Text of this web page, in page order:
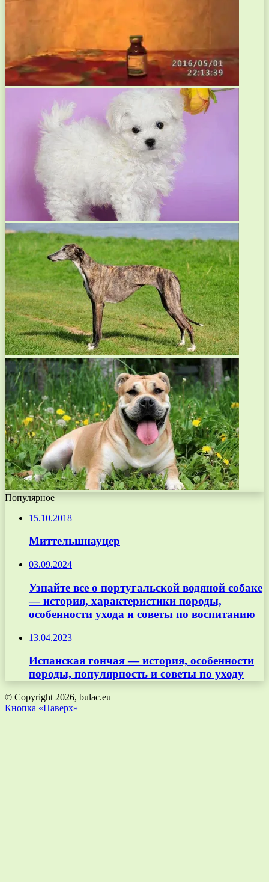
Популярное
15.10.2018
Миттельшнауцер
03.09.2024
Узнайте все о португальской водяной собаке
— история, характеристики породы,
особенности ухода и советы по воспитанию
13.04.2023
Испанская гончая — история, особенности
породы, популярность и советы по уходу
© Copyright 2026, bulac.eu
Кнопка «Наверх»